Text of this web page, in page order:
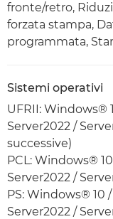
fronte/retro,
forzata stampa,
programmata,
Sistemi operativi
UFRII: Windows®
Server2022 /
successive)
PCL: Windows® 10
Server2022 /
PS: Windows® 10 /
Server2022 /